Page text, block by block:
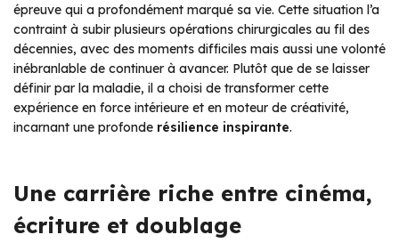
épreuve qui a profondément marqué sa vie. Cette situation l’a
contraint à subir plusieurs opérations chirurgicales au fil des
décennies, avec des moments difficiles mais aussi une volonté
inébranlable de continuer à avancer. Plutôt que de se laisser
définir par la maladie, il a choisi de transformer cette
expérience en force intérieure et en moteur de créativité,
incarnant une profonde résilience inspirante.
Une carrière riche entre cinéma,
écriture et doublage